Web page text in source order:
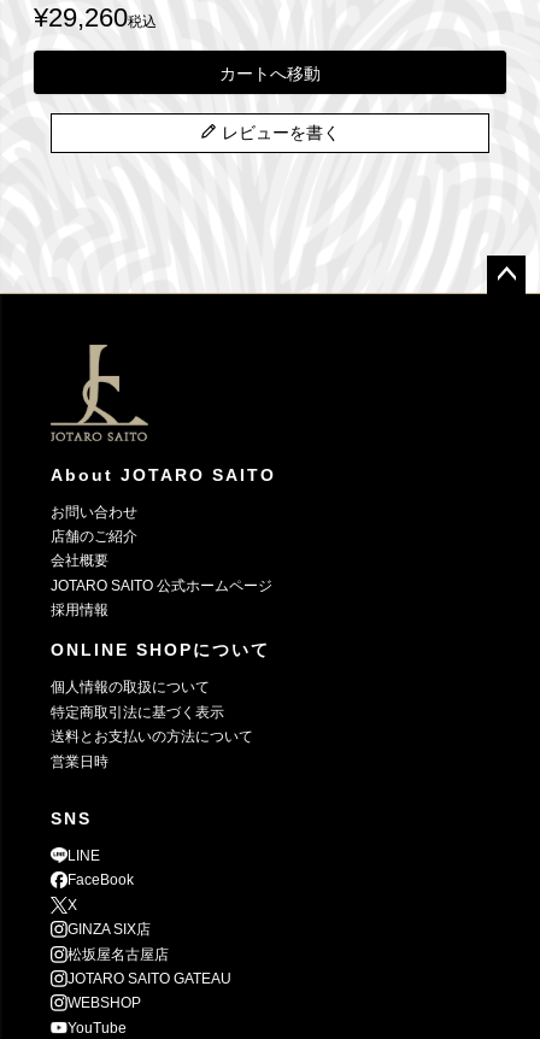
¥29,260税込
カートへ移動
レビューを書く
About JOTARO SAITO
お問い合わせ
店舗のご紹介
会社概要
JOTARO SAITO 公式ホームページ
採用情報
ONLINE SHOPについて
個人情報の取扱について
特定商取引法に基づく表示
送料とお支払いの方法について
営業日時
SNS
LINE
FaceBook
X
GINZA SIX店
松坂屋名古屋店
JOTARO SAITO GATEAU
WEBSHOP
YouTube